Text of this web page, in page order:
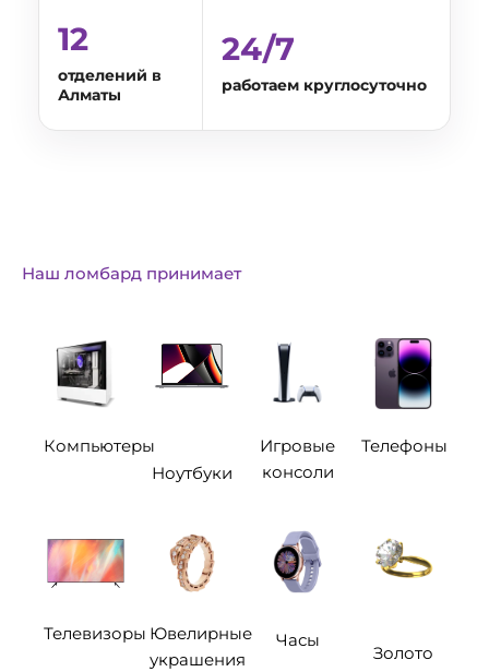
12
отделений в
Алматы
24/7
работаем круглосуточно
Наш ломбард принимает
Компьютеры
Ноутбуки
Игровые
консоли
Телефоны
Телевизоры Ювелирные
украшения
Часы
Золото